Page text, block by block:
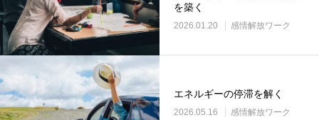
を築く
2026.01.20 感情解放ワーク
エネルギーの停滞を解く
2026.05.16 感情解放ワーク